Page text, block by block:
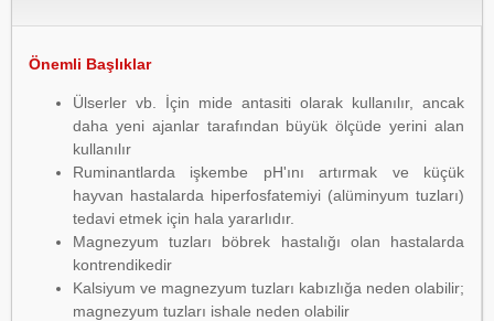
Önemli Başlıklar
Ülserler vb. İçin mide antasiti olarak kullanılır, ancak
daha yeni ajanlar tarafından büyük ölçüde yerini alan
kullanılır
Ruminantlarda işkembe pH'ını artırmak ve küçük
hayvan hastalarda hiperfosfatemiyi (alüminyum tuzları)
tedavi etmek için hala yararlıdır.
Magnezyum tuzları böbrek hastalığı olan hastalarda
kontrendikedir
Kalsiyum ve magnezyum tuzları kabızlığa neden olabilir;
magnezyum tuzları ishale neden olabilir